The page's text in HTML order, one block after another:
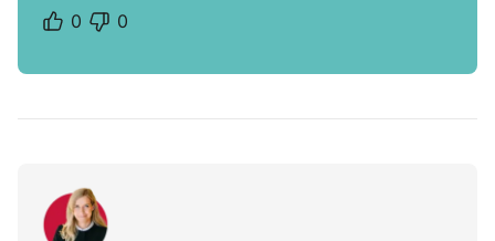
0 0